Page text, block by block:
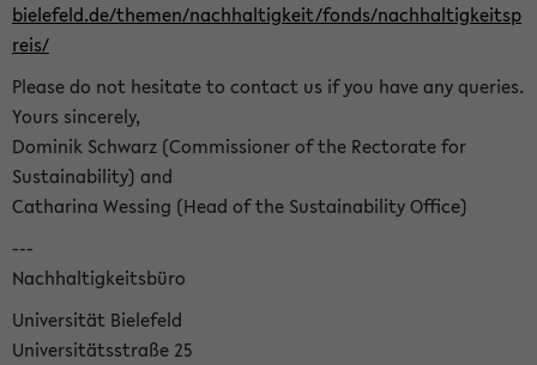
bielefeld.de/themen/nachhaltigkeit/fonds/nachhaltigkeitsp
reis/
Please do not hesitate to contact us if you have any queries.
Yours sincerely,
Dominik Schwarz (Commissioner of the Rectorate for
Sustainability) and
Catharina Wessing (Head of the Sustainability Office)
---
Nachhaltigkeitsbüro
Universität Bielefeld
Universitätsstraße 25